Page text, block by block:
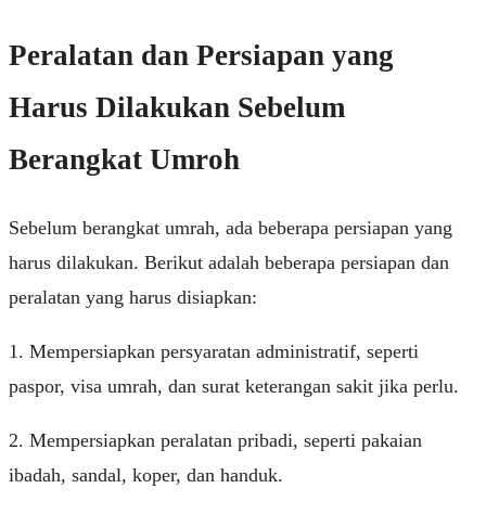
Peralatan dan Persiapan yang
Harus Dilakukan Sebelum
Berangkat Umroh
Sebelum berangkat umrah, ada beberapa persiapan yang
harus dilakukan. Berikut adalah beberapa persiapan dan
peralatan yang harus disiapkan:
1. Mempersiapkan persyaratan administratif, seperti
paspor, visa umrah, dan surat keterangan sakit jika perlu.
2. Mempersiapkan peralatan pribadi, seperti pakaian
ibadah, sandal, koper, dan handuk.